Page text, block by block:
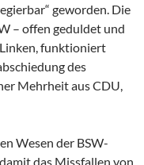
geworden. Die
– offen geduldet und
funktioniert
des
Mehrheit aus CDU,
Wesen der BSW-
das Missfallen von